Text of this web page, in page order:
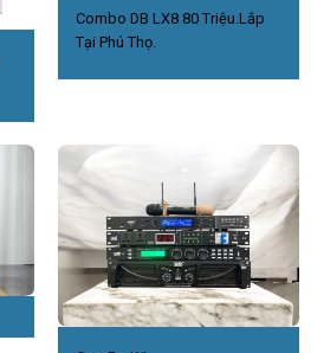
Combo DB LX8 80 Triệu.Lắp
Tại Phú Thọ.